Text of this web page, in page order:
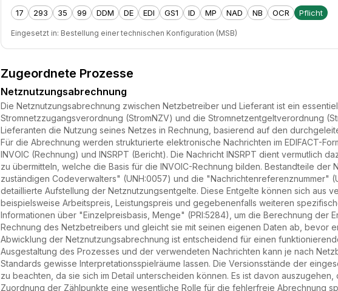
17 293 35 99 DDM DE EDI GS1 ID MP NAD NB OCR Pflicht
Eingesetzt in: Bestellung einer technischen Konfiguration (MSB)
Zugeordnete Prozesse
Netznutzungsabrechnung
Die Netznutzungsabrechnung zwischen Netzbetreiber und Lieferant ist ein
Stromnetzzugangsverordnung (StromNZV) und die Stromnetzentgeltverordnung
Lieferanten die Nutzung seines Netzes in Rechnung, basierend auf den
Für die Abrechnung werden strukturierte elektronische Nachrichten im EDIFACT-
INVOIC (Rechnung) und INSRPT (Bericht). Die Nachricht INSRPT dient vermutlich
zu übermitteln, welche die Basis für die INVOIC-Rechnung bilden. Bestandteile der
zuständigen Codeverwalters" (UNH:0057) und die "Nachrichtenreferenznummer"
detaillierte Aufstellung der Netznutzungsentgelte. Diese Entgelte können sich aus
beispielsweise Arbeitspreis, Leistungspreis und gegebenenfalls weiteren
Informationen über "Einzelpreisbasis, Menge" (PRI:5284), um die Berechnung der
Rechnung des Netzbetreibers und gleicht sie mit seinen eigenen Daten ab, bevor
Abwicklung der Netznutzungsabrechnung ist entscheidend für einen
Ausgestaltung des Prozesses und der verwendeten Nachrichten kann je nach
Standards gewisse Interpretationsspielräume lassen. Die Versionsstände der
zu beachten, da sie sich im Detail unterscheiden können. Es ist davon
Zuordnung der Zählpunkte eine wesentliche Rolle für die fehlerfreie Abrechnung